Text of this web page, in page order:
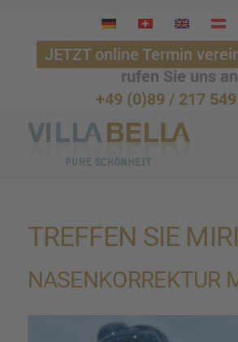
JETZT online Termin
rufen Sie uns
+49 (0)89 / 217
TREFFEN SIE
NASEN­KOR­REK­TUR